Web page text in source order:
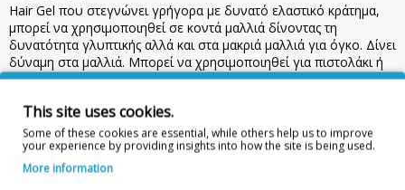
Hair Gel που στεγνώνει γρήγορα με δυνατό ελαστικό κράτημα,
μπορεί να χρησιμοποιηθεί σε κοντά μαλλιά δίνοντας τη
δυνατότητα γλυπτικής αλλά και στα μακριά μαλλιά για όγκο. Δίνει
δύναμη στα μαλλιά. Μπορεί να χρησιμοποιηθεί για πιστολάκι ή
στο τελείωμα του χτενίσματος.
Χαρακτηριστικά:Το Hair Gel Jam στεγνώνει γρήγορα, ώστε να
μπορείτε να το διανείμετε σε βρεγμένα μαλλιά και εξασφαλίζει
ότι τα μαλλιά σας θα φαίνονται παχύτερα και πληρέστερα.150ml
Οδηγίες Χρήσης:Σε βρεγμένα μαλλιά απλώστε μια μικρή
This site uses cookies.
Some of these cookies are essential, while others help us to improve
your experience by providing insights into how the site is being used.
More information